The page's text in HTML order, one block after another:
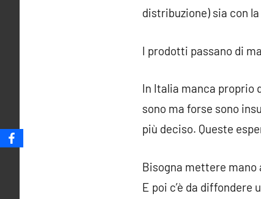
distribuzione) sia con
I prodotti passano di
In Italia manca proprio
sono ma forse sono
più deciso. Queste
Bisogna mettere mano
E poi c’è da